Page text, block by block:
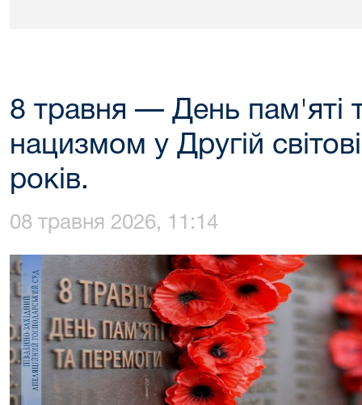
8 травня — День пам'яті
нацизмом у Другій
років.
08 травня 2026, 11:14